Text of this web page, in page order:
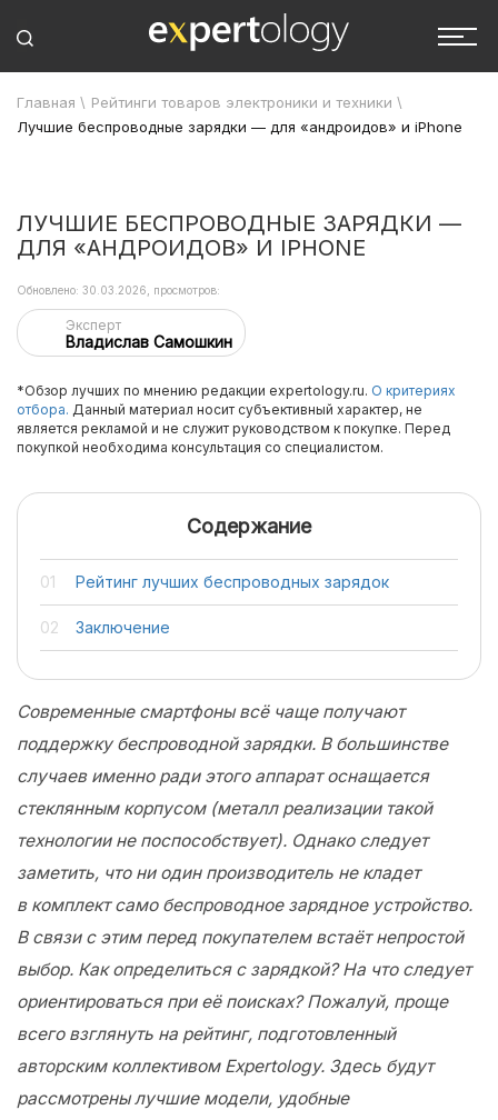
Главная \ Рейтинги товаров электроники и техники \
Лучшие беспроводные зарядки — для «андроидов» и iPhone
ЛУЧШИЕ БЕСПРОВОДНЫЕ ЗАРЯДКИ —
ДЛЯ «АНДРОИДОВ» И IPHONE
Эксперт
Владислав Самошкин
Обновлено: 30.03.2026, просмотров:
*Обзор лучших по мнению редакции expertology.ru. О критериях
отбора. Данный материал носит субъективный характер, не
является рекламой и не служит руководством к покупке. Перед
покупкой необходима консультация со специалистом.
Содержание
Рейтинг лучших беспроводных зарядок
Заключение
Современные смартфоны всё чаще получают
поддержку беспроводной зарядки. В большинстве
случаев именно ради этого аппарат оснащается
стеклянным корпусом (металл реализации такой
технологии не поспособствует). Однако следует
заметить, что ни один производитель не кладет
в комплект само беспроводное зарядное устройство.
В связи с этим перед покупателем встаёт непростой
выбор. Как определиться с зарядкой? На что следует
ориентироваться при её поисках? Пожалуй, проще
всего взглянуть на рейтинг, подготовленный
авторским коллективом Expertology. Здесь будут
рассмотрены лучшие модели, удобные